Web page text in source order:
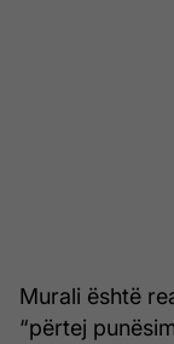
Murali është
“përtej